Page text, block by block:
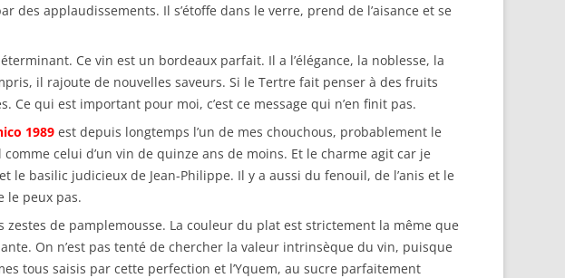
des applaudissements. Il s’étoffe dans le verre, prend de l’aisance et se
Ce vin est un bordeaux parfait. Il a l’élégance, la noblesse, la
il rajoute de nouvelles saveurs. Si le Tertre fait penser à des fruits
qui est important pour moi, c’est ce message qui n’en finit pas.
1989 est depuis longtemps l’un de mes chouchous, probablement le
celui d’un vin de quinze ans de moins. Et le charme agit car je
basilic judicieux de Jean-Philippe. Il y a aussi du fenouil, de l’anis et le
le peux pas.
de pamplemousse. La couleur du plat est strictement la même que
On n’est pas tenté de chercher la valeur intrinsèque du vin, puisque
tous saisis par cette perfection et l’Yquem, au sucre parfaitement